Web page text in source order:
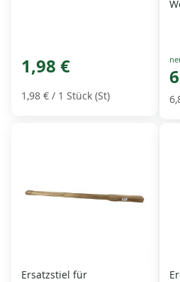
1,98 €
1,98 € / 1 Stück (St)
Ersatzstiel für